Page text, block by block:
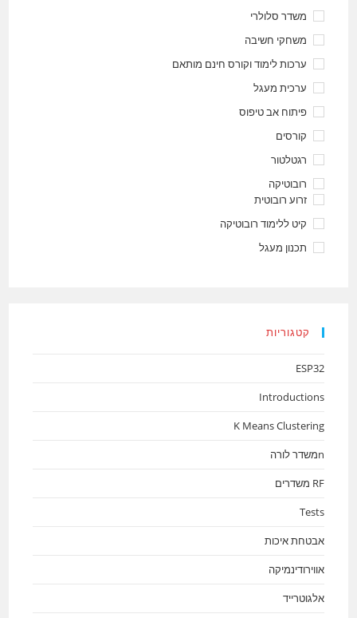
משדר סלולרי
משחקי חשיבה
ערכות לימוד וקורס חינם מותאם
ערכית מעגל
פיתוח אב טיפוס
קורסים
רגטלטור
רובוטיקה
זרוע רובוטית
קיט ללימוד רובוטיקה
תכנון מעגל
קטגוריות
ESP32
Introductions
K Means Clustering
nמשדר לורה
RF משדרים
Tests
אבטחת איכות
אווירודינמיקה
אלגוטרייד